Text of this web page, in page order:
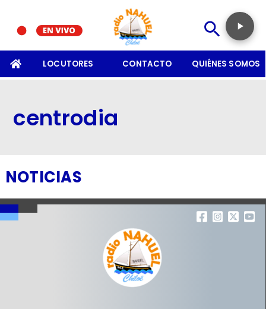
LOCUTORES CONTACTO QUIÉNES SOMOS
centrodia
NOTICIAS